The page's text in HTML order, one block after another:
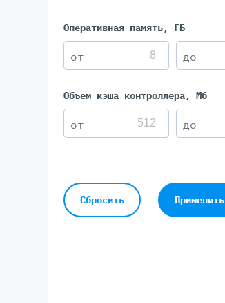
Оперативная память, ГБ
Объем кэша контроллера, Мб
Сбросить Применить